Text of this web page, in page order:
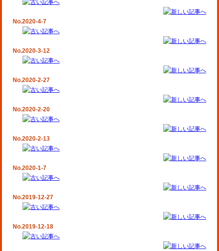
No.2020-4-7
No.2020-3-12
No.2020-2-27
No.2020-2-20
No.2020-2-13
No.2020-1-7
No.2019-12-27
No.2019-12-18